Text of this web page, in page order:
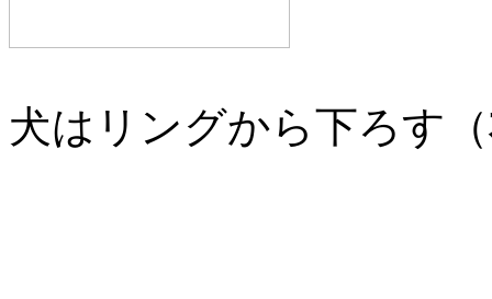
犬はリングから下ろす（